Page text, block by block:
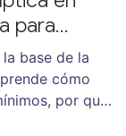
para
base de la
cómo
por qué
la práctica sin